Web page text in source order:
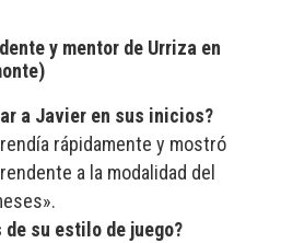
y mentor de Urriza en
)
a Javier en sus inicios?
rápidamente y mostró
a la modalidad del
su estilo de juego?